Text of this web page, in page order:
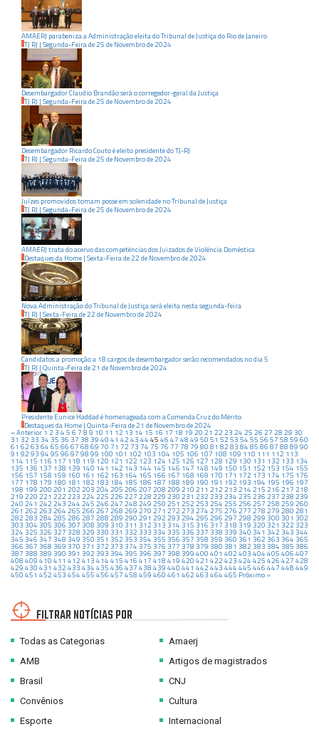
AMAERJ parabeniza a Administração eleita do Tribunal de Justiça do Rio de Janeiro
TJ RJ | Segunda-Feirade25 de Novembrode2024
Desembargador Claudio Brandão será o corregedor-geral da Justiça
TJ RJ | Segunda-Feirade25 de Novembrode2024
Desembargador Ricardo Couto é eleito presidente do TJ-RJ
TJ RJ | Segunda-Feirade25 de Novembrode2024
Juízes promovidos tomam posse em solenidade no Tribunal de Justiça
TJ RJ | Segunda-Feirade25 de Novembrode2024
AMAERJ trata do acervo das competências dos Juizados de Violência Doméstica
Destaques da Home | Sexta-Feirade22 de Novembrode2024
Nova Administração do Tribunal de Justiça será eleita nesta segunda-feira
TJ RJ | Sexta-Feirade22 de Novembrode2024
Candidatos a promoção a 18 cargos de desembargador serão recomendados no dia 5
TJ RJ | Quinta-Feirade21 de Novembrode2024
Presidente Eunice Haddad é homenageada com a Comenda Cruz do Mérito
Destaques da Home | Quinta-Feirade21 de Novembrode2024
« Anterior 1 2 3 4 5 6 7 8 9 10 11 12 13 14 15 16 17 18 19 20 21 22 23 24 25 26 27 28 29 30
31 32 33 34 35 36 37 38 39 40 41 42 43 44 45 46 47 48 49 50 51 52 53 54 55 56 57 58 59 60
61 62 63 64 65 66 67 68 69 70 71 72 73 74 75 76 77 78 79 80 81 82 83 84 85 86 87 88 89 90
91 92 93 94 95 96 97 98 99 100 101 102 103 104 105 106 107 108 109 110 111 112 113
114 115 116 117 118 119 120 121 122 123 124 125 126 127 128 129 130 131 132 133 134
135 136 137 138 139 140 141 142 143 144 145 146 147 148 149 150 151 152 153 154 155
156 157 158 159 160 161 162 163 164 165 166 167 168 169 170 171 172 173 174 175 176
177 178 179 180 181 182 183 184 185 186 187 188 189 190 191 192 193 194 195 196 197
198 199 200 201 202 203 204 205 206 207 208 209 210 211 212 213 214 215 216 217 218
219 220 221 222 223 224 225 226 227 228 229 230 231 232 233 234 235 236 237 238 239
240 241 242 243 244 245 246 247 248 249 250 251 252 253 254 255 256 257 258 259 260
261 262 263 264 265 266 267 268 269 270 271 272 273 274 275 276 277 278 279 280 281
282 283 284 285 286 287 288 289 290 291 292 293 294 295 296 297 298 299 300 301 302
303 304 305 306 307 308 309 310 311 312 313 314 315 316 317 318 319 320 321 322 323
324 325 326 327 328 329 330 331 332 333 334 335 336 337 338 339 340 341 342 343 344
345 346 347 348 349 350 351 352 353 354 355 356 357 358 359 360 361 362 363 364 365
366 367 368 369 370 371 372 373 374 375 376 377 378 379 380 381 382 383 384 385 386
387 388 389 390 391 392 393 394 395 396 397 398 399 400 401 402 403 404 405 406 407
408 409 410 411 412 413 414 415 416 417 418 419 420 421 422 423 424 425 426 427 428
429 430 431 432 433 434 435 436 437 438 439 440 441 442 443 444 445 446 447 448 449
450 451 452 453 454 455 456 457 458 459 460 461 462 463 464 465 Próximo »
FILTRAR NOTÍCIAS POR
Todas as Categorias
AMB
Brasil
Convênios
Esporte
Amaerj
Artigos de magistrados
CNJ
Cultura
Internacional